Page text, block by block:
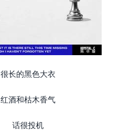
很长的黑色大衣
红酒和枯木香气
话很投机